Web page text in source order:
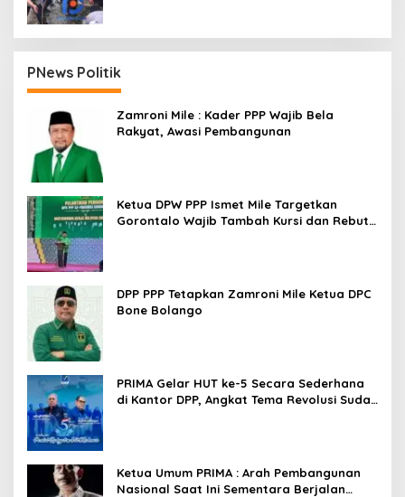
PNews Politik
Zamroni Mile : Kader PPP Wajib Bela
Rakyat, Awasi Pembangunan
Ketua DPW PPP Ismet Mile Targetkan
Gorontalo Wajib Tambah Kursi dan Rebut
DPP PPP Tetapkan Zamroni Mile Ketua DPC
Bone Bolango
PRIMA Gelar HUT ke-5 Secara Sederhana
di Kantor DPP, Angkat Tema Revolusi Sudah
Ketua Umum PRIMA : Arah Pembangunan
Nasional Saat Ini Sementara Berjalan